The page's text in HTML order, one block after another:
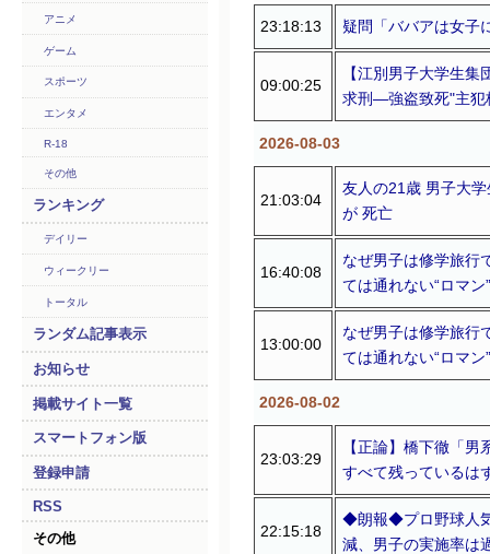
アニメ
ゲーム
スポーツ
エンタメ
R-18
その他
ランキング
デイリー
ウィークリー
トータル
ランダム記事表示
お知らせ
掲載サイト一覧
スマートフォン版
登録申請
RSS
その他
23:18:13 疑問「ババアは女子
09:00:25
【江別男子大学生
求刑―強盗致死"主犯
2026-08-03
21:03:04
友人の21歳 男子大
が 死亡
16:40:08
なぜ男子は修学旅行
ては通れない“ロマン
13:00:00
なぜ男子は修学旅行
ては通れない“ロマン
2026-08-02
23:03:29
【正論】橋下徹「
すべて残っている
22:15:18
◆朗報◆プロ野球人
減、男子の実施率は